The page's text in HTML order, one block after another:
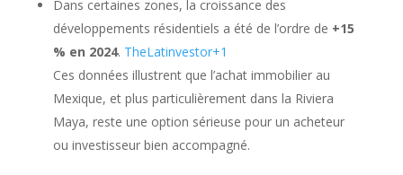
Dans certaines zones, la croissance des
développements résidentiels a été de l’ordre de +15
% en 2024. TheLatinvestor+1
Ces données illustrent que l’achat immobilier au
Mexique, et plus particulièrement dans la Riviera
Maya, reste une option sérieuse pour un acheteur
ou investisseur bien accompagné.